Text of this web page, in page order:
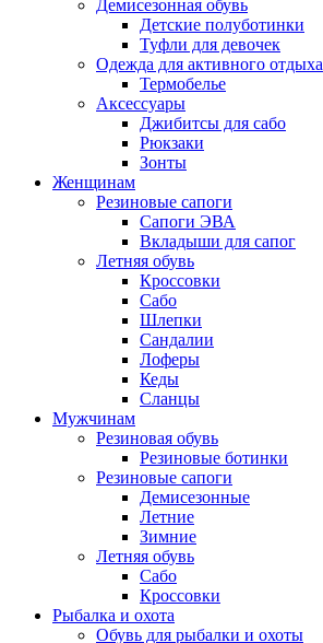
Демисезонная обувь
Детские полуботинки
Туфли для девочек
Одежда для активного отдыха
Термобелье
Аксессуары
Джибитсы для сабо
Рюкзаки
Зонты
Женщинам
Резиновые сапоги
Cапоги ЭВА
Вкладыши для сапог
Летняя обувь
Кроссовки
Сабо
Шлепки
Сандалии
Лоферы
Кеды
Сланцы
Мужчинам
Резиновая обувь
Резиновые ботинки
Резиновые сапоги
Демисезонные
Летние
Зимние
Летняя обувь
Сабо
Кроссовки
Рыбалка и охота
Обувь для рыбалки и охоты